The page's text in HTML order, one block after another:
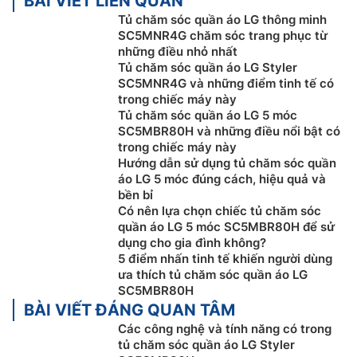
Khử mùi và khử trùng với bộ gia nhiệt kép
Thay vì sử dụng một bộ nung duy nhất,tủ chăm sóc
quần áo thông minhLG sử dụng Dual TrueSteam trang
bị hai bộ nung để đun sôi nước và tạo hơi, cho phép
điều khiển dòng hơi chính xác hơn về lưu lượng và
cường độ. Chế độ dành cho vải lụa, len mềm chỉ sử
dụng một trong hai bộ nung, cung cấp chăm sóc vải
nhẹ nhàng thông qua kiểm soát lưu lượng hơi tối ưu.
Tủ chăm sóc quần áo LG thông minh
SC5MNR4G chăm sóc trang phục từ
những điều nhỏ nhất
Tủ chăm sóc quần áo LG Styler
SC5MNR4G và những điểm tinh tế có
trong chiếc máy này
Tủ chăm sóc quần áo LG 5 móc
SC5MBR80H và những điều nổi bật có
trong chiếc máy này
Hướng dẫn sử dụng tủ chăm sóc quần
áo LG 5 móc đúng cách, hiệu quả và
bền bỉ
Có nên lựa chọn chiếc tủ chăm sóc
quần áo LG 5 móc SC5MBR80H để sử
dụng cho gia đình không?
5 điểm nhấn tinh tế khiến người dùng
ưa thích tủ chăm sóc quần áo LG
SC5MBR80H
BÀI VIẾT ĐÁNG QUAN TÂM
Các công nghệ và tính năng có trong
tủ chăm sóc quần áo LG Styler